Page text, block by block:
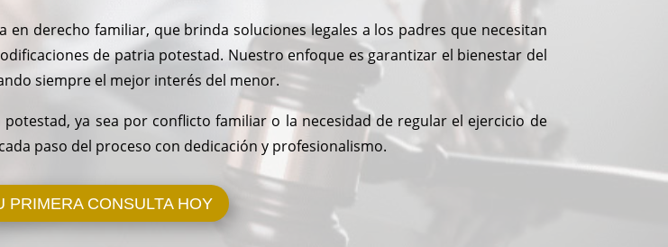
derecho familiar, que brinda soluciones legales a los padres que necesitan
de patria potestad. Nuestro enfoque es garantizar el bienestar del
siempre el mejor interés del menor.
ya sea por conflicto familiar o la necesidad de regular el ejercicio de
paso del proceso con dedicación y profesionalismo.
PRIMERA CONSULTA HOY